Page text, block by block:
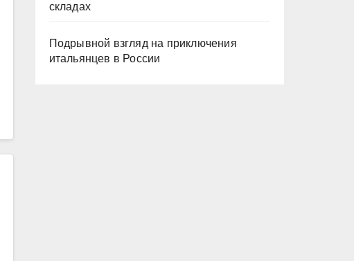
складах
Подрывной взгляд на приключения
итальянцев в России